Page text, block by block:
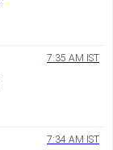
7:35 AM IST
7:34 AM IST